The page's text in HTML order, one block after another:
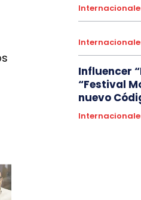
Influencer
“Festival
nuevo